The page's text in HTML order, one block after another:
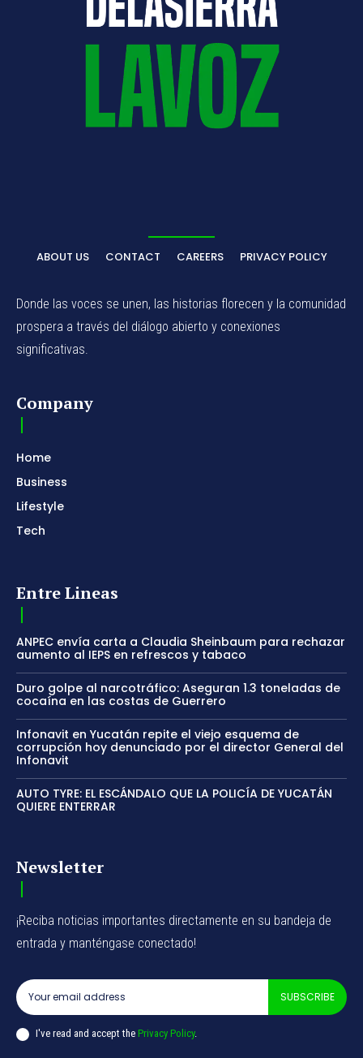
ABOUT US CONTACT CAREERS PRIVACY POLICY
Donde las voces se unen, las historias florecen y la comunidad
prospera a través del diálogo abierto y conexiones
significativas.
Company
Home
Business
Lifestyle
Tech
Entre Lineas
ANPEC envía carta a Claudia Sheinbaum para rechazar
aumento al IEPS en refrescos y tabaco
Duro golpe al narcotráfico: Aseguran 1.3 toneladas de
cocaína en las costas de Guerrero
Infonavit en Yucatán repite el viejo esquema de
corrupción hoy denunciado por el director General del
Infonavit
AUTO TYRE: EL ESCÁNDALO QUE LA POLICÍA DE YUCATÁN
QUIERE ENTERRAR
Newsletter
¡Reciba noticias importantes directamente en su bandeja de
entrada y manténgase conectado!
SUBSCRIBE
I've read and accept the Privacy Policy.